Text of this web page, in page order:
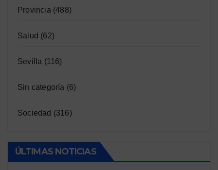
Provincia (488)
Salud (62)
Sevilla (116)
Sin categoría (6)
Sociedad (316)
ÚLTIMAS NOTICIAS